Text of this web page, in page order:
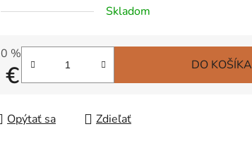
Skladom
%
€ DO KOŠÍKA
Opýtať sa Zdieľať